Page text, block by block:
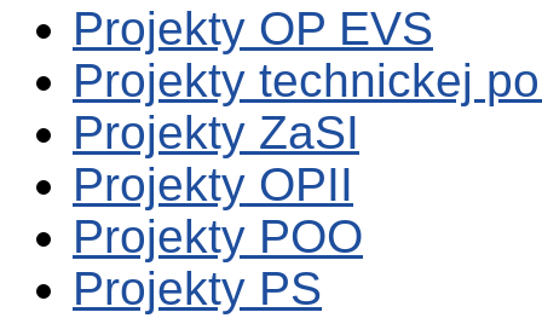
Projekty OP EVS
Projekty technickej
Projekty ZaSI
Projekty OPII
Projekty POO
Projekty PS